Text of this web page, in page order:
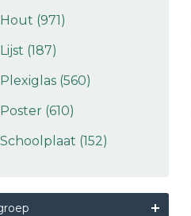
Hout (971)
Lijst (187)
Plexiglas (560)
Poster (610)
Schoolplaat (152)